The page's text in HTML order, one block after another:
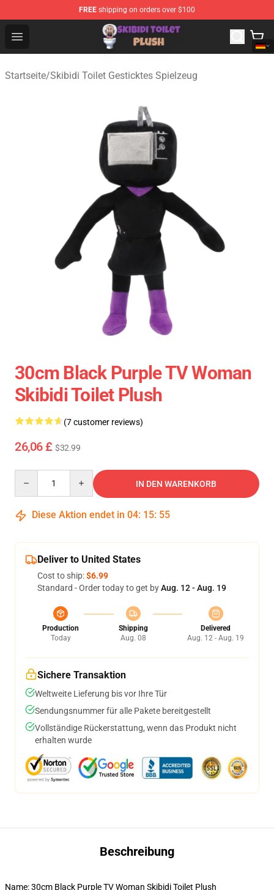
FREE shipping on orders over $100
Open menu
Skibidi Toilet Plush Shop - Official Skibidi Toilet Plush
Startseite/Skibidi Toilet Gesticktes Spielzeug
30cm Black Purple TV Woman
Skibidi Toilet Plush
(7 customer reviews)
26,06 £ $32.99
IN DEN WARENKORB
Diese Aktion endet in 04: 15: 55
Deliver to United States
Cost to ship:$6.99
Standard - Order today to get byAug. 12 - Aug. 19
Production
Today
Shipping
Aug. 08
Delivered
Aug. 12 - Aug. 19
Sichere Transaktion
Weltweite Lieferung bis vor Ihre Tür
Sendungsnummer für alle Pakete bereitgestellt
Vollständige Rückerstattung, wenn das Produkt nicht
erhalten wurde
Beschreibung
Name: 30cm Black Purple TV Woman Skibidi Toilet Plush